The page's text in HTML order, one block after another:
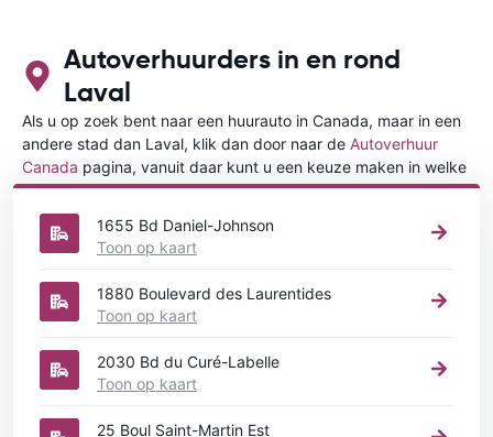
Autoverhuurders in en rond
Laval
Als u op zoek bent naar een huurauto in Canada, maar in een
andere stad dan Laval, klik dan door naar de Autoverhuur
Canada pagina, vanuit daar kunt u een keuze maken in welke
stad in Canada u een auto huren wilt.
1655 Bd Daniel-Johnson
Toon op kaart
1880 Boulevard des Laurentides
Toon op kaart
2030 Bd du Curé-Labelle
Toon op kaart
25 Boul Saint-Martin Est